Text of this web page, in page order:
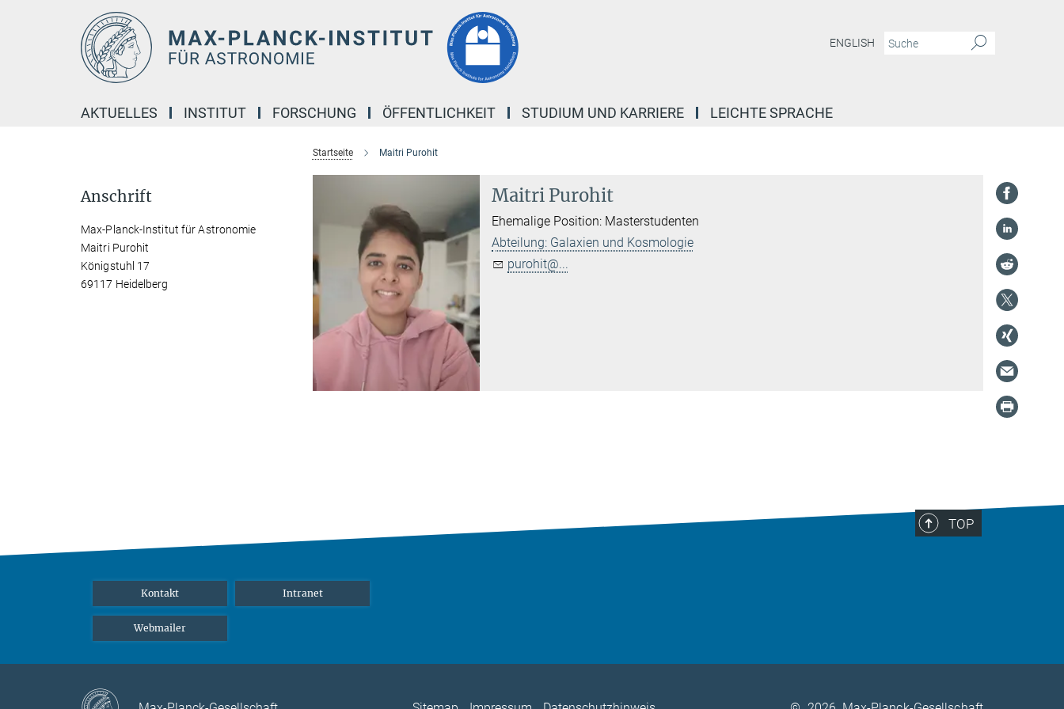
ENGLISH
AKTUELLES INSTITUT FORSCHUNG ÖFFENTLICHKEIT STUDIUM UND KARRIERE LEICHTE SPRACHE
Startseite Maitri Purohit
Maitri Purohit
Ehemalige Position: Masterstudenten
Abteilung: Galaxien und Kosmologie
purohit@...
Anschrift
Max-Planck-Institut für Astronomie
Maitri Purohit
Königstuhl 17
69117 Heidelberg
TOP
Kontakt Intranet
Webmailer